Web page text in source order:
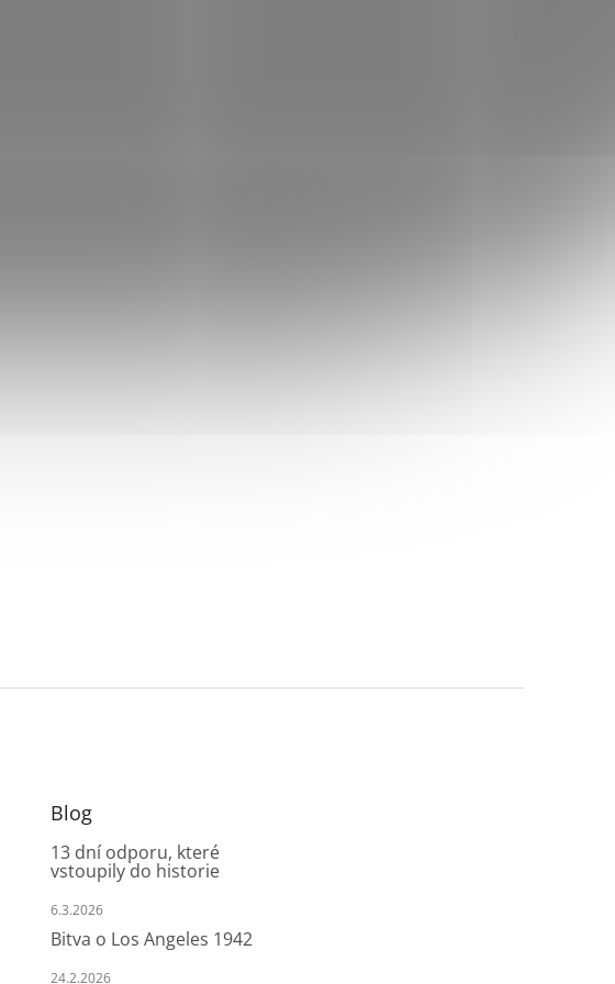
Blog
13 dní odporu, které
vstoupily do historie
6.3.2026
Bitva o Los Angeles 1942
24.2.2026